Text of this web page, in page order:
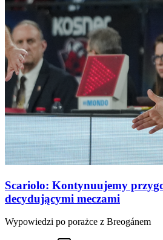
Scariolo: Kontynuujemy
decydującymi meczami
Wypowiedzi po porażce z Breogánem